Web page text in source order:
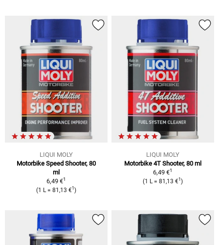
LIQUI MOLY
Motorbike Speed Shooter, 80
ml
6,49 €1
(1 L = 81,13 €1 )
LIQUI MOLY
Motorbike 4T Shooter, 80 ml
6,49 €1
(1 L = 81,13 €1 )